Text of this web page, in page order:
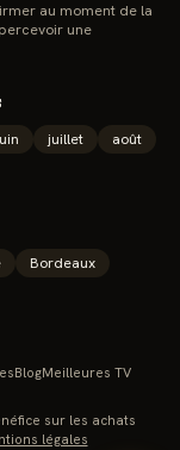
au moment de la
une
juillet
août
Bordeaux
BlogMeilleures TV
sur les achats
légales